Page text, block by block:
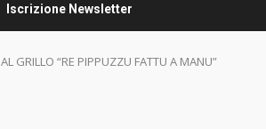
Iscrizione Newsletter
AL GRILLO “RE PIPPUZZU FATTU A MANU”